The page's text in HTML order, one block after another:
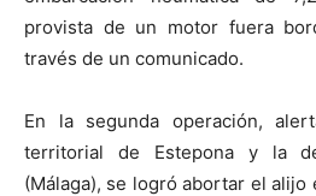
provista de un motor fuera
través de un comunicado.
En la segunda operación,
territorial de Estepona y la
(Málaga), se logró abortar el alijo